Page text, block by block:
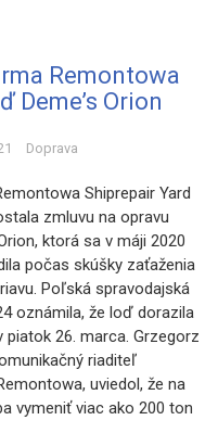
Remontowa
Deme’s Orion
Doprava
Shiprepair Yard
zmluvu na opravu
ktorá sa v máji 2020
počas skúšky zaťaženia
Poľská spravodajská
oznámila, že loď dorazila
piatok 26. marca. Grzegorz
riaditeľ
uviedol, že na
vymeniť viac ako 200 ton